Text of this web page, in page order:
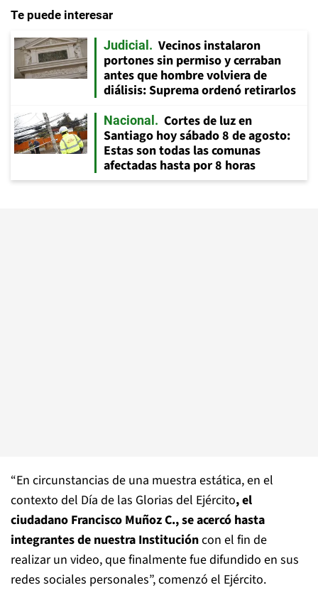
Te puede interesar
Judicial
Vecinos instalaron
portones sin permiso y cerraban
antes que hombre volviera de
diálisis: Suprema ordenó retirarlos
Nacional
Cortes de luz en
Santiago hoy sábado 8 de agosto:
Estas son todas las comunas
afectadas hasta por 8 horas
“En circunstancias de una muestra estática, en el
contexto del Día de las Glorias del Ejército, el
ciudadano Francisco Muñoz C., se acercó hasta
integrantes de nuestra Institucióncon el fin de
realizar un video, que finalmente fue difundido en sus
redes sociales personales”, comenzó el Ejército.